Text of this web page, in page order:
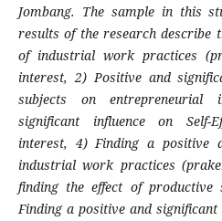
Jombang. The sample in this
results of the research describe
of industrial work practices
interest, 2) Positive and
subjects on
significant influence on Self-
interest, 4) Finding a positive
industrial work practices
finding the effect of productive
Finding a positive and